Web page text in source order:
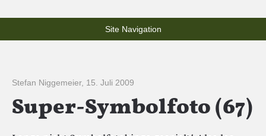
Site Navigation
Stefan Niggemeier, 15. Juli 2009
Super-Symbolfoto (67)